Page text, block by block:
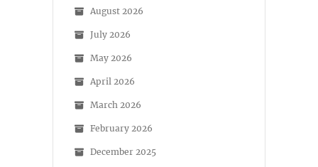
August 2026
July 2026
May 2026
April 2026
March 2026
February 2026
December 2025